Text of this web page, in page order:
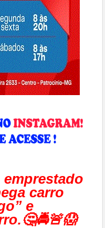
emprestado
carro
e